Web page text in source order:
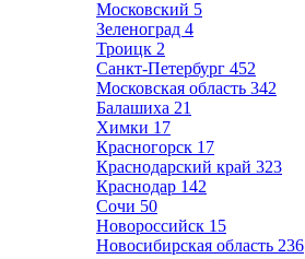
Московский 5
Зеленоград 4
Троицк 2
Санкт-Петербург 452
Московская область 342
Балашиха 21
Химки 17
Красногорск 17
Краснодарский край 323
Краснодар 142
Сочи 50
Новороссийск 15
Новосибирская область 236